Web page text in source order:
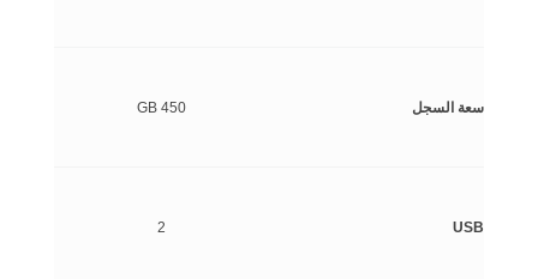
سعة السجل
USB
450 GB
2